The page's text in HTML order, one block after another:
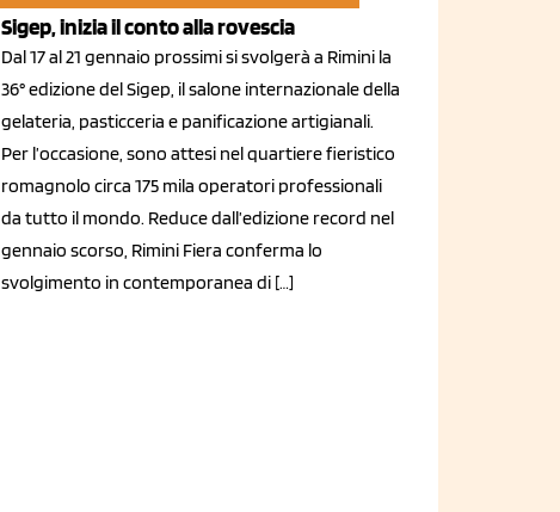
Sigep, inizia il conto alla rovescia
Dal 17 al 21 gennaio prossimi si svolgerà a Rimini la
36° edizione del Sigep, il salone internazionale della
gelateria, pasticceria e panificazione artigianali.
Per l’occasione, sono attesi nel quartiere fieristico
romagnolo circa 175 mila operatori professionali
da tutto il mondo. Reduce dall’edizione record nel
gennaio scorso, Rimini Fiera conferma lo
svolgimento in contemporanea di […]